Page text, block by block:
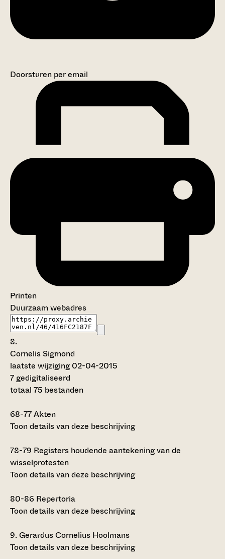
Doorsturen per email
Printen
Duurzaam webadres
8.
Cornelis Sigmond
laatste wijziging 02-04-2015
7 gedigitaliseerd
totaal 75 bestanden
68-77Akten
Toon details van deze beschrijving
78-79 Registers houdende aantekening van de
wisselprotesten
Toon details van deze beschrijving
80-86 Repertoria
Toon details van deze beschrijving
9.Gerardus Cornelius Hoolmans
Toon details van deze beschrijving